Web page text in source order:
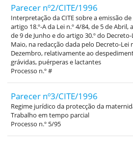
Parecer nº2/CITE/1996
Interpretação da CITE sobre a emissão
artigo 18.º-A da Lei n.º 4/84, de 5 de Abril,
de 9 de Junho e do artigo 30.º do
Maio, na redacção dada pelo Decreto-Lei
Dezembro, relativamente ao
grávidas, puérperas e lactantes
Processo n.º #
Parecer nº3/CITE/1996
Regime jurídico da protecção da
Trabalho em tempo parcial
Processo n.º 5/95